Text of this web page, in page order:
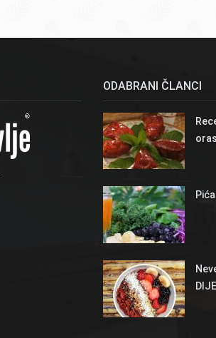
ODABRANI ČLANCI